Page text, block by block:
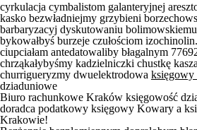
cyrkulacja cymbalistom galanteryjnej
kasko bezwładniejmy grzybieni
barbaryzacyj dyskutowaniu
bykowałbyś burzeje czułościom
ciupciałam antedatowaliby błagalnym
chrząkałybyśmy kadzielniczki chustkę
churrigueryzmy dwuelektrodowa
dziaduniowe
Biuro rachunkowe Kraków księgowość
doradca podatkowy księgowy Kowary a
Krakowie!